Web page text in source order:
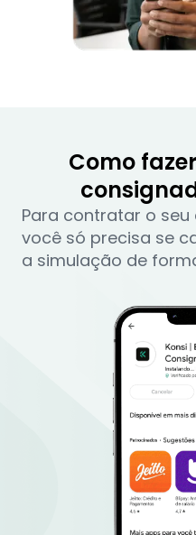
Como
Para contratar o seu
você só precisa se
a simulação de